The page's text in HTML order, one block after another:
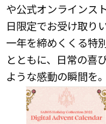
や公式オンラインス
日限定でお受け取り
一年を締めくくる特
とともに、日常の喜
ような感動の瞬間を。